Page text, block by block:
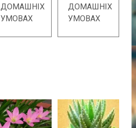
ДОМАШНІХ
УМОВАХ
ДОМАШНІХ
УМОВАХ